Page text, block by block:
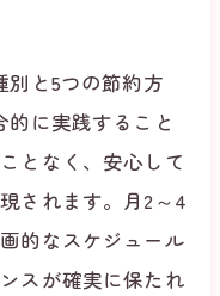
別と5つの節約方
に実践すること
となく、安心して
されます。月2～4
的なスケジュール
スが確実に保たれ